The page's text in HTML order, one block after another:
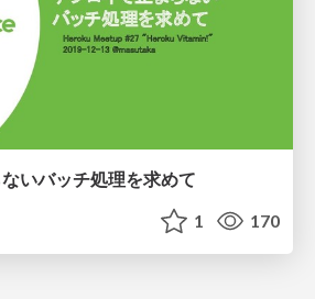
いバッチ処理を求めて
1 170